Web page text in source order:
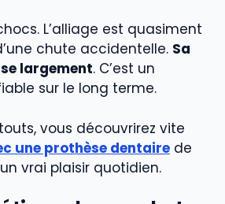
L’alliage est quasiment
chute accidentelle. Sa
largement. C’est un
sur le long terme.
vous découvrirez vite
une prothèse dentaire de
vrai plaisir quotidien.